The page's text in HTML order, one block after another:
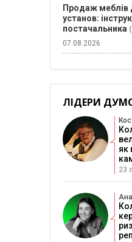
Продаж меблів
установ:
постачальника
07.08.2026
ЛІДЕРИ
як
23